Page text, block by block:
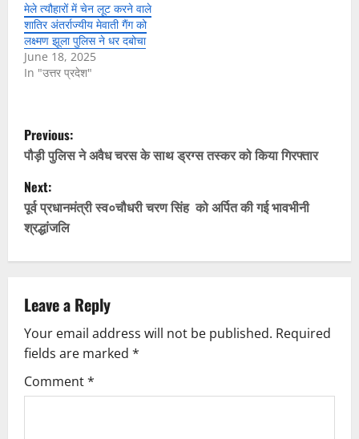
मेले त्यौहारों में चेन लूट करने वाले
शातिर अंतर्राज्यीय मेवाती गैंग को
लक्ष्मण झूला पुलिस ने धर दबोचा
June 18, 2025
In "उत्तर प्रदेश"
P
o
s
t
n
a
v
i
g
Previous:
पौड़ी पुलिस ने अवैध चरस के साथ ड्रग्स तस्कर को किया गिरफ्तार
Next:
पूर्व प्रधानमंत्री स्व०चौधरी चरण सिंह को अर्पित की गई भावभीनी
श्रद्धांजलि
Leave a Reply
Your email address will not be published. Required
fields are marked *
Comment*